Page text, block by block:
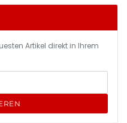
Artikel direkt in Ihrem